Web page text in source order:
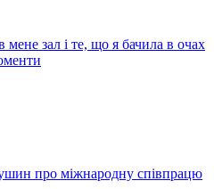
зал і те, що я бачила в очах
про міжнародну співпрацю